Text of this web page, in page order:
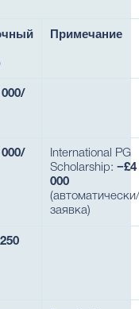
Примечание
000/
000/
International PG
Scholarship: −£4
000
(автоматически/
заявка)